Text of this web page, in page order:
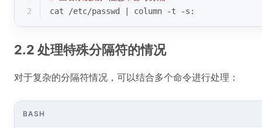
2
cat /etc/passwd | column -t -s:
2.2 处理特殊分隔符的情况
对于复杂的分隔符情况，可以结合多个命令进行处理：
BASH